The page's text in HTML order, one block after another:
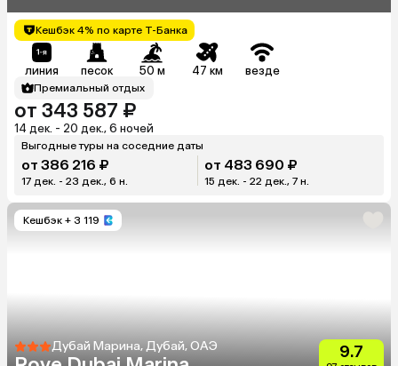
Кешбэк 4% по карте Т-Банка
линия песок 50 м 47 км везде
Премиальный отдых
от 343 587 ₽
14 дек. - 20 дек., 6 ночей
Выгодные туры на соседние даты
от 386 216 ₽
17 дек. - 23 дек., 6 н.
от 483 690 ₽
15 дек. - 22 дек., 7 н.
Кешбэк + 3 119
Дубай Марина, Дубай, ОАЭ 9.7